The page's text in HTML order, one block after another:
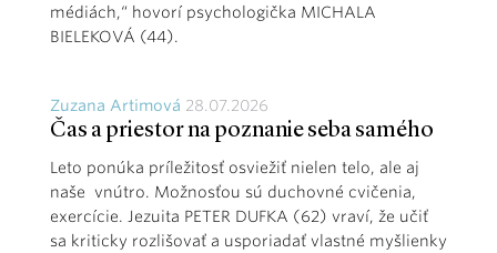
médiách,“ hovorí psychologička MICHALA
BIELEKOVÁ (44).
Zuzana Artimová 28.07.2026
Čas a priestor na poznanie seba samého
Leto ponúka príležitosť osviežiť nielen telo, ale aj
naše vnútro. Možnosťou sú duchovné cvičenia,
exercície. Jezuita PETER DUFKA (62) vraví, že učiť
sa kriticky rozlišovať a usporiadať vlastné myšlienky